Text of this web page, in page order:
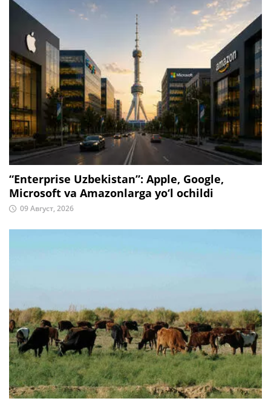
“Enterprise Uzbekistan”: Apple, Google,
Microsoft va Amazonlarga yo‘l ochildi
09 Август, 2026